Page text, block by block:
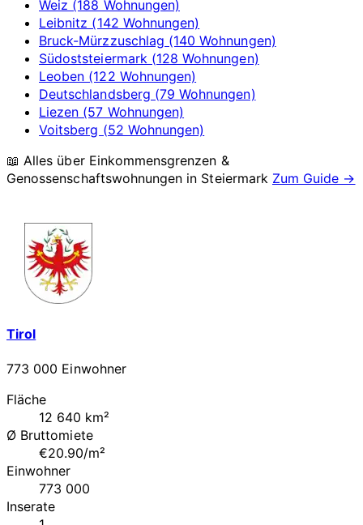
Weiz (188 Wohnungen)
Leibnitz (142 Wohnungen)
Bruck-Mürzzuschlag (140 Wohnungen)
Südoststeiermark (128 Wohnungen)
Leoben (122 Wohnungen)
Deutschlandsberg (79 Wohnungen)
Liezen (57 Wohnungen)
Voitsberg (52 Wohnungen)
📖 Alles über Einkommensgrenzen &
Genossenschaftswohnungen in Steiermark Zum Guide →
Tirol
773 000 Einwohner
Fläche
12 640 km²
Ø Bruttomiete
€20.90/m²
Einwohner
773 000
Inserate